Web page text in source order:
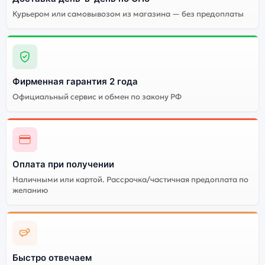
высокие
характеристики всех
JBL Clip 5 White (Белая)
Высокое качество
Стоимость
JBL Clip 5 White (Белая)
Существует не оригинальная и оригинальная версия
Bluetooth-колонки JBL Clip 5 White (Белая). Мы
рекомендуем выбирать оригинальной версию — она
полностью адаптирована и поддерживает все
дешевле, но корректная работа сервисов не
гарантируется.
Курьером или самовывозом из магазина — без предоплаты
Фирменная гарантия 2 года
Официальный сервис и обмен по закону РФ
Оплата при получении
Наличными или картой. Рассрочка/частичная предоплата по
желанию
Быстро отвечаем